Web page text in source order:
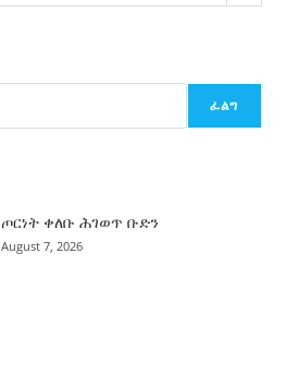
ፈልግ
ጦርነት ቀለቡ ሕገወጥ ቡድን
August 7, 2026